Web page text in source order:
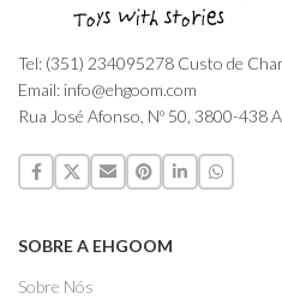
Tel: (351) 234095278 Custo de
Email: info@ehgoom.com
Rua José Afonso, Nº 50, 3800-438
SOBRE A EHGOOM
Sobre Nós